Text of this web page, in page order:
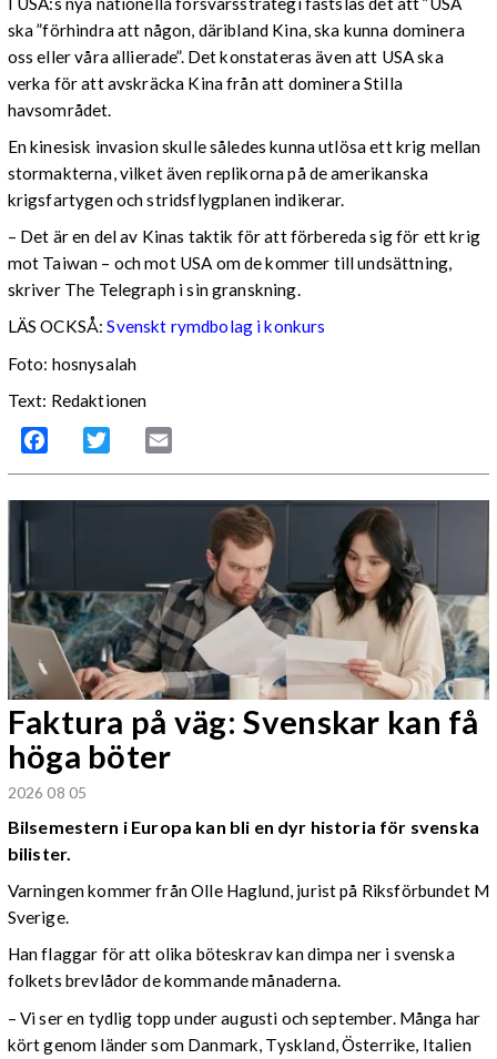
ska ”förhindra att någon, däribland Kina, ska kunna dominera
oss eller våra allierade”. Det konstateras även att USA ska
verka för att avskräcka Kina från att dominera Stilla
havsområdet.
En kinesisk invasion skulle således kunna utlösa ett krig mellan
stormakterna, vilket även replikorna på de amerikanska
krigsfartygen och stridsflygplanen indikerar.
– Det är en del av Kinas taktik för att förbereda sig för ett krig
mot Taiwan – och mot USA om de kommer till undsättning,
skriver The Telegraph i sin granskning.
LÄS OCKSÅ: Svenskt rymdbolag i konkurs
Foto: hosnysalah
Text: Redaktionen
Facebook Twitter
Faktura på väg: Svenskar kan få
höga böter
2026 08 05
Bilsemestern i Europa kan bli en dyr historia för svenska
bilister.
Varningen kommer från Olle Haglund, jurist på Riksförbundet M
Sverige.
Han flaggar för att olika böteskrav kan dimpa ner i svenska
folkets brevlådor de kommande månaderna.
– Vi ser en tydlig topp under augusti och september. Många har
kört genom länder som Danmark, Tyskland, Österrike, Italien